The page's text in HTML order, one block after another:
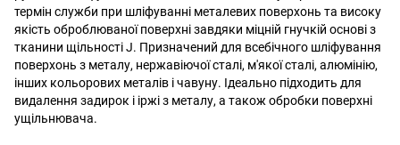
термін служби при шліфуванні металевих поверхонь та високу
якість оброблюваної поверхні завдяки міцній гнучкій основі з
тканини щільності J. Призначений для всебічного шліфування
поверхонь з металу, нержавіючої сталі, м'якої сталі, алюмінію,
інших кольорових металів і чавуну. Ідеально підходить для
видалення задирок і іржі з металу, а також обробки поверхні
ущільнювача.